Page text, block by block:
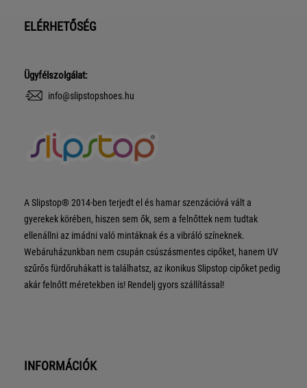
ELÉRHETŐSÉG
Ügyfélszolgálat:
info@slipstopshoes.hu
A Slipstop® 2014-ben terjedt el és hamar szenzációvá vált a
gyerekek körében, hiszen sem ők, sem a felnőttek nem tudtak
ellenállni az imádni való mintáknak és a vibráló színeknek.
Webáruházunkban nem csupán csúszásmentes cipőket, hanem UV
szűrős fürdőruhákatt is találhatsz, az ikonikus Slipstop cipőket pedig
akár felnőtt méretekben is! Rendelj gyors szállítással!
INFORMÁCIÓK